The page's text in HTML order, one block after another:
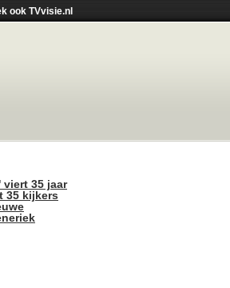
ook TVvisie.nl
viert 35 jaar
35 kijkers